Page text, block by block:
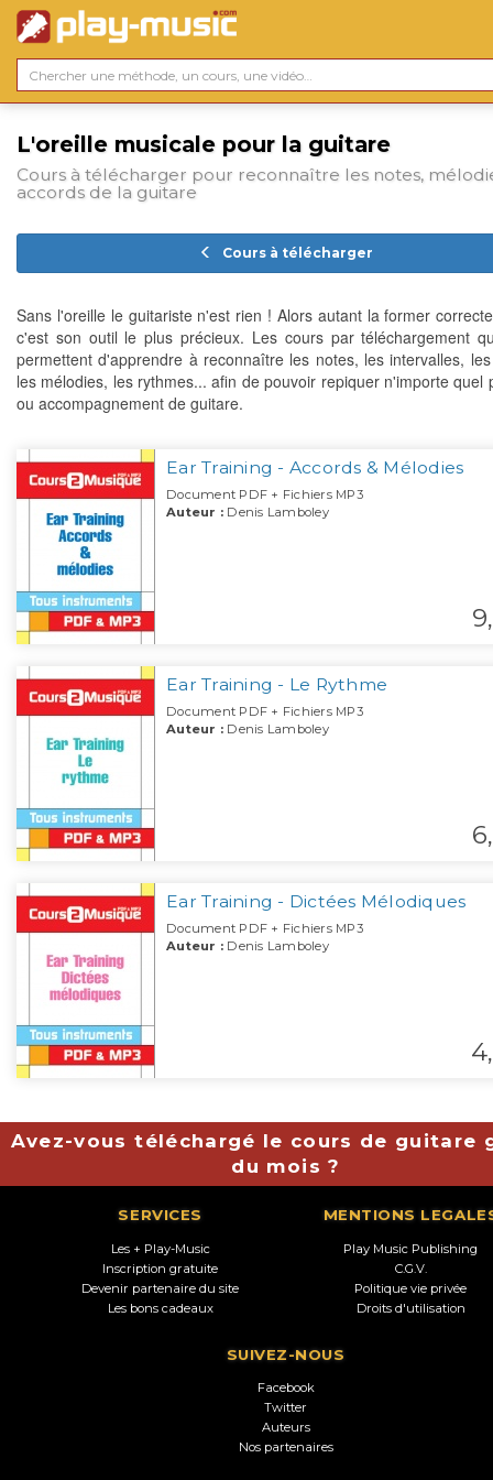
L'oreille musicale pour la guitare
Cours à télécharger pour reconnaître les notes,
accords de la guitare
Cours à télécharger
Sans l'oreille le guitariste n'est rien ! Alors autant la former
c'est son outil le plus précieux. Les cours par téléchargement
permettent d'apprendre à reconnaître les notes, les intervalles,
les mélodies, les rythmes... afin de pouvoir repiquer n'importe quel
ou accompagnement de guitare.
Ear Training - Accords & Mélodies
Document PDF + Fichiers MP3
Auteur : Denis Lamboley
9,
Ear Training - Le Rythme
Document PDF + Fichiers MP3
Auteur : Denis Lamboley
6,
Ear Training - Dictées Mélodiques
Document PDF + Fichiers MP3
Auteur : Denis Lamboley
4,
Avez-vous téléchargé le cours de guitare
du mois ?
SERVICES
Les + Play-Music
Inscription gratuite
Devenir partenaire du site
Les bons cadeaux
MENTIONS
Play Music Publishing
C.G.V.
Politique vie privée
Droits d'utilisation
SUIVEZ-NOUS
Facebook
Twitter
Auteurs
Nos partenaires